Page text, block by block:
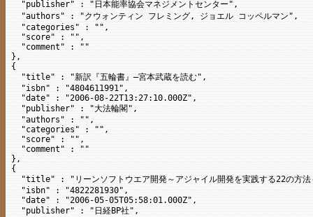
  "publisher" : "日本能率協会マネジメントセンター",
  "authors" : "クウォンティン フレミング, ジョエル コッペルマン",
  "categories" : "",
  "score" : "",
  "comment" : ""
},
{
  "title" : "新訳『五輪書』―宮本武蔵を読む",
  "isbn" : "4804611991",
  "date" : "2006-08-22T13:27:10.000Z",
  "publisher" : "大法輪閣",
  "authors" : "",
  "categories" : "",
  "score" : "",
  "comment" : ""
},
{
"title" : "リーンソフトウエア開発～アジャイル開発を実践する22の方
  "isbn" : "4822281930",
  "date" : "2006-05-05T05:58:01.000Z",
  "publisher" : "日経BP社",